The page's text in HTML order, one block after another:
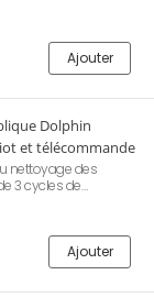
3 niveaux de
câble Swivel 30 m,
de
fournis. Garantie
Ajouter
Dolphin
et télécommande
nettoyage des
3 cycles de
son chariot de
ligne d'eau.
Ajouter